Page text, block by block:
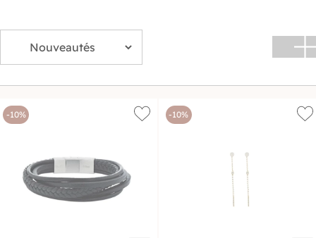
colliers, bagues et boucles d'oreilles pour femme,
homme et enfant composent une sélection
bijoux à offrir ou à s'offrir pour accompagner chaque
instant avec style.
-10% -10%